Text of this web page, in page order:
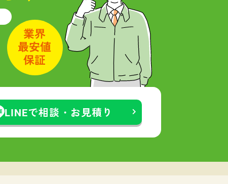
LINEで相談・お見積り